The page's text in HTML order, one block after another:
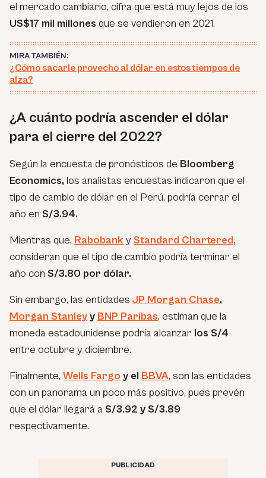
el mercado cambiario, cifra que está muy lejos de los
US$17 mil millones que se vendieron en 2021.
MIRA TAMBIÉN:
¿Cómo sacarle provecho al dólar en estos tiempos de
alza?
¿A cuánto podría ascender el dólar
para el cierre del 2022?
Según la encuesta de pronósticos de Bloomberg
Economics, los analistas encuestas indicaron que el
tipo de cambio de dólar en el Perú, podría cerrar el
año en S/3.94.
Mientras que, Rabobank yStandard Chartered,
consideran que el tipo de cambio podría terminar el
año con S/3.80 por dólar.
Sin embargo, las entidades JP Morgan Chase,
Morgan Stanleyy BNP Paribas, estiman que la
moneda estadounidense podría alcanzar los S/4
entre octubre y diciembre.
Finalmente, Wells Fargo y el BBVA, son las entidades
con un panorama un poco más positivo, pues prevén
que el dólar llegará a S/3.92 y S/3.89
respectivamente.
PUBLICIDAD